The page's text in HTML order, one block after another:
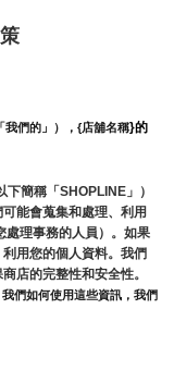
我們的」），{店舖名稱}的
簡稱「SHOPLINE」）
能會蒐集和處理、利用
處理事務的人員）。如果
用您的個人資料。我們
店的完整性和安全性。
們如何使用這些資訊，我們